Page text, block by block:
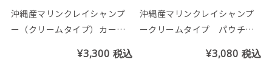
沖縄産マリンクレイシャンプ
ー（クリームタイプ）カーブ
¥3,300 税込
沖縄産マリンクレイシャンプ
ークリームタイプ パウチ
¥3,080 税込